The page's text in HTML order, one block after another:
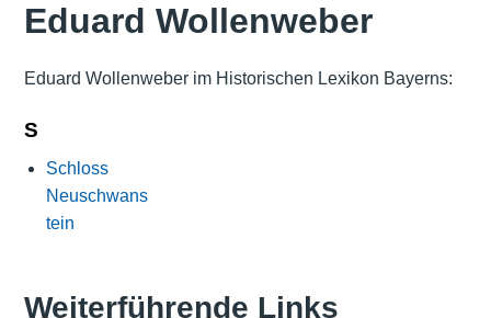
Eduard Wollenweber
Eduard Wollenweber im Historischen Lexikon Bayerns:
S
Schloss
Neuschwans
tein
Weiterführende Links